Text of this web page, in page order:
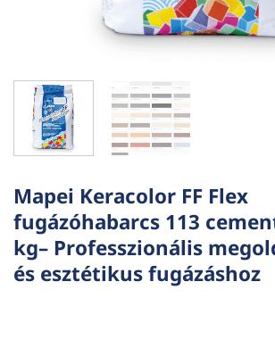
Mapei Keracolor FF Flex
fugázóhabarcs 113
kg– Professzionális
és esztétikus fugázáshoz